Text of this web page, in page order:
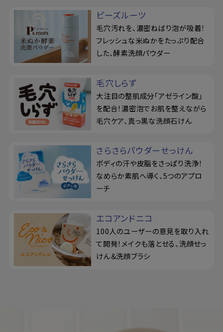
ピーズルーツ
毛穴汚れを、濃密ねばり泡が吸着！
フレッシュな米ぬかをたっぷり配合
した、酵素洗顔パウダー
毛穴しらず
大注目の整肌成分「アゼライン酸」
を配合！濃密泡でお肌を整えながら
毛穴ケア、真っ黒な洗顔石けん
さらさらパウダーせっけん
ボディの汗や皮脂をさっぱり洗浄！
なめらか素肌へ導く、5つのアプロ
ーチ
エコアンドニコ
100人のユーザーの意見を取り入れ
て開発！メイクも落とせる、洗顔せっ
けん＆洗顔ブラシ